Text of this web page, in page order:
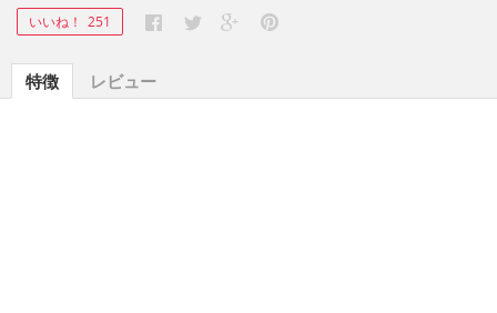
いいね！ 251
特徴 レビュー